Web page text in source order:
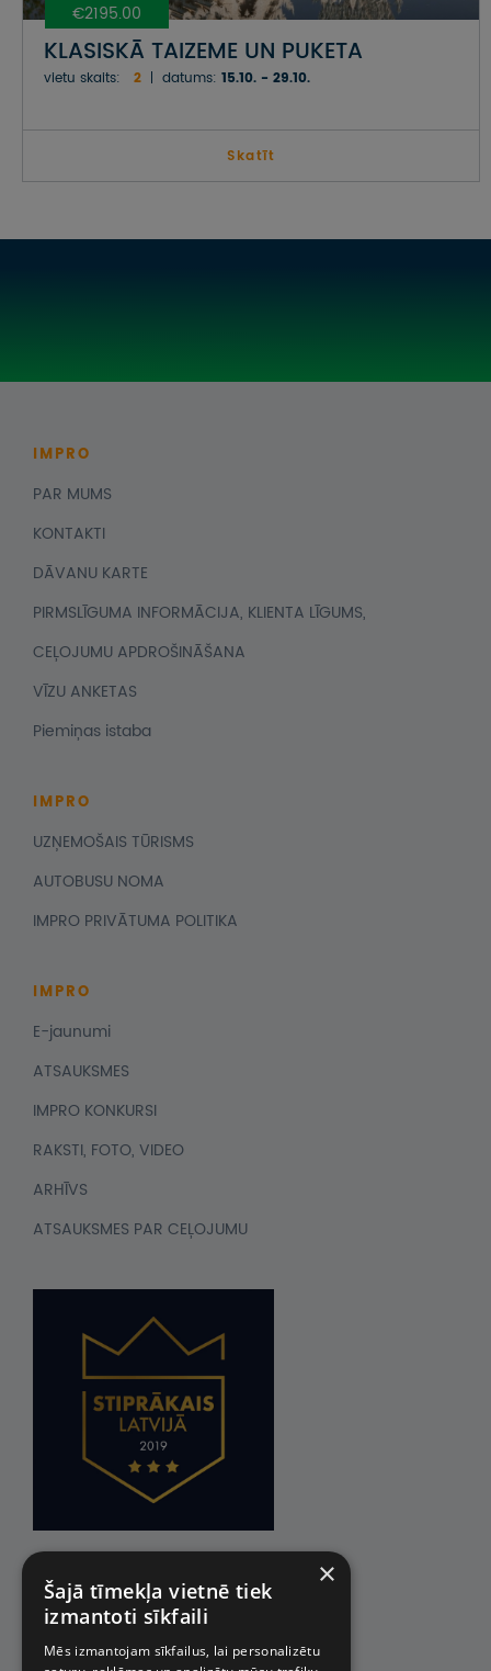
€2195.00
KLASISKĀ TAIZEME UN PUKETA
vietu skaits: 2 datums: 15.10. - 29.10.
Skatīt
IMPRO
PAR MUMS
KONTAKTI
DĀVANU KARTE
PIRMSLĪGUMA INFORMĀCIJA, KLIENTA LĪGUMS,
CEĻOJUMU APDROŠINĀŠANA
VĪZU ANKETAS
Piemiņas istaba
IMPRO
UZŅEMOŠAIS TŪRISMS
AUTOBUSU NOMA
IMPRO PRIVĀTUMA POLITIKA
IMPRO
E-jaunumi
ATSAUKSMES
IMPRO KONKURSI
RAKSTI, FOTO, VIDEO
ARHĪVS
ATSAUKSMES PAR CEĻOJUMU
×
Šajā tīmekļa vietnē tiek
izmantoti sīkfaili
Mēs izmantojam sīkfailus, lai personalizētu